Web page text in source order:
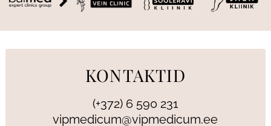
KONTAKTID
(+372) 6 590 231
vipmedicum@vipmedicum.ee